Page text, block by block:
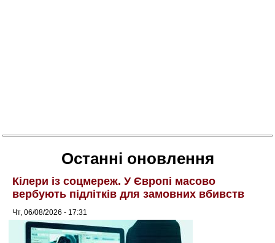
Останні оновлення
Кілери із соцмереж. У Європі масово
вербують підлітків для замовних вбивств
Чт, 06/08/2026 - 17:31